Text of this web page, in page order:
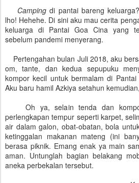
Camping di pantai bareng
lho! Hehehe. Di sini aku mau cerita
keluarga di Pantai Goa Cina yang
sebelum pandemi menyerang.
Pertengahan bulan Juli 2018, aku
om, tante, dan kedua sepupuku
kompor kecil untuk bermalam di
Aku baru hamil Azkiya setahun
Oh ya, selain tenda dan
perlengkapan tempur seperti karpet,
air dalam galon, obat-obatan, bola
ketinggalan makanan mateng (ini
berasa piknik. Emang enak ya main
aman. Untunglah bagian belakang
aneka perbekalan tersebut.